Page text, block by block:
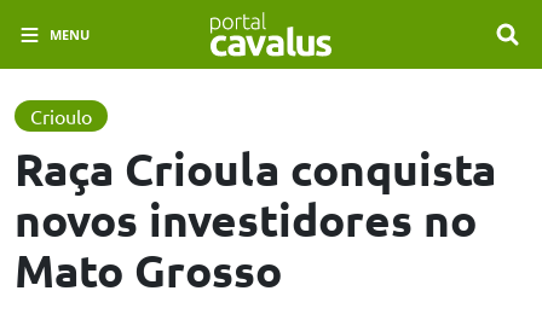
MENU
Crioulo
Raça Crioula conquista
novos investidores no
Mato Grosso